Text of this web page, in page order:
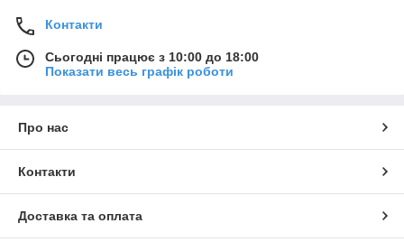
Контакти
Сьогодні працює з 10:00 до 18:00
Показати весь графік роботи
Про нас
Контакти
Доставка та оплата